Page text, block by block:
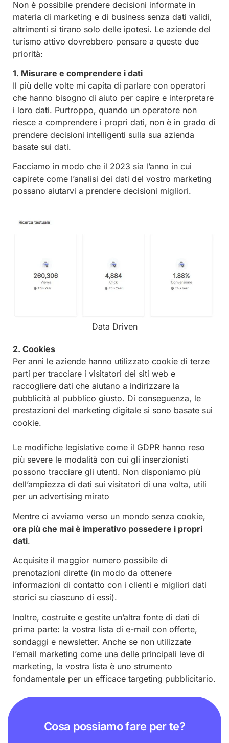
Non è possibile prendere decisioni informate in
materia di marketing e di business senza dati validi,
altrimenti si tirano solo delle ipotesi. Le aziende del
turismo attivo dovrebbero pensare a queste due
priorità:
1. Misurare e comprendere i dati
Il più delle volte mi capita di parlare con operatori
che hanno bisogno di aiuto per capire e interpretare
i loro dati. Purtroppo, quando un operatore non
riesce a comprendere i propri dati, non è in grado di
prendere decisioni intelligenti sulla sua azienda
basate sui dati.
Facciamo in modo che il 2023 sia l’anno in cui
capirete come l’analisi dei dati del vostro marketing
possano aiutarvi a prendere decisioni migliori.
Data Driven
2. Cookies
Per anni le aziende hanno utilizzato cookie di terze
parti per tracciare i visitatori dei siti web e
raccogliere dati che aiutano a indirizzare la
pubblicità al pubblico giusto. Di conseguenza, le
prestazioni del marketing digitale si sono basate sui
cookie.
Le modifiche legislative come il GDPR hanno reso
più severe le modalità con cui gli inserzionisti
possono tracciare gli utenti. Non disponiamo più
dell’ampiezza di dati sui visitatori di una volta, utili
per un advertising mirato
Mentre ci avviamo verso un mondo senza cookie,
ora più che mai è imperativo possedere i propri
dati.
Acquisite il maggior numero possibile di
prenotazioni dirette (in modo da ottenere
informazioni di contatto con i clienti e migliori dati
storici su ciascuno di essi).
Inoltre, costruite e gestite un’altra fonte di dati di
prima parte: la vostra lista di e-mail con offerte,
sondaggi e newsletter. Anche se non utilizzate
l’email marketing come una delle principali leve di
marketing, la vostra lista è uno strumento
fondamentale per un efficace targeting pubblicitario.
Cosa possiamo fare per te?